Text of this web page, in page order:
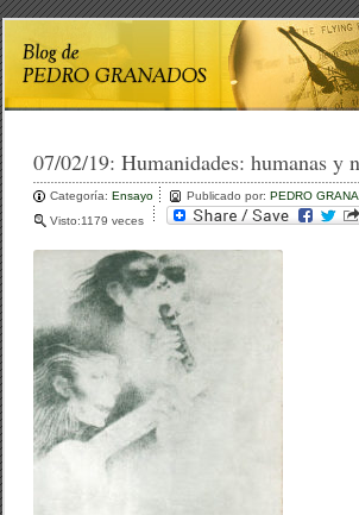
07/02/19:Humanidades: humanas y
Categoría:Ensayo Publicado por:PEDRO
Visto:1179 veces